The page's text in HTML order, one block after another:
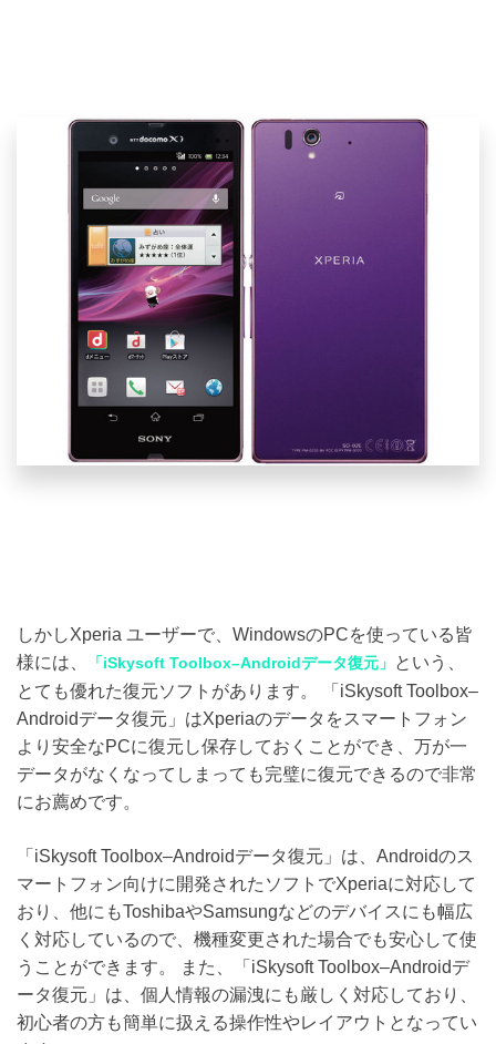
しかしXperia ユーザーで、WindowsのPCを使っている皆
様には、
「iSkysoft Toolbox–Androidデータ復元」 という、
とても優れた復元ソフトがあります。 「iSkysoft Toolbox–
Androidデータ復元」はXperiaのデータをスマートフォン
より安全なPCに復元し保存しておくことができ、万が一
データがなくなってしまっても完璧に復元できるので非常
にお薦めです。
「iSkysoft Toolbox–Androidデータ復元」は、Androidのス
マートフォン向けに開発されたソフトでXperiaに対応して
おり、他にもToshibaやSamsungなどのデバイスにも幅広
く対応しているので、機種変更された場合でも安心して使
うことができます。 また、「iSkysoft Toolbox–Androidデ
ータ復元」は、個人情報の漏洩にも厳しく対応しており、
初心者の方も簡単に扱える操作性やレイアウトとなってい